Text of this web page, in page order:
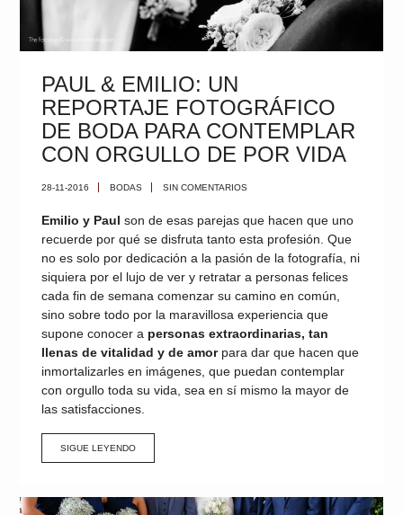
PAUL & EMILIO: UN
REPORTAJE FOTOGRÁFICO
DE BODA PARA CONTEMPLAR
CON ORGULLO DE POR VIDA
28-11-2016 BODAS SIN COMENTARIOS
Emilio y Paul son de esas parejas que hacen que uno
recuerde por qué se disfruta tanto esta profesión. Que
no es solo por dedicación a la pasión de la fotografía, ni
siquiera por el lujo de ver y retratar a personas felices
cada fin de semana comenzar su camino en común,
sino sobre todo por la maravillosa experiencia que
supone conocer a personas extraordinarias, tan
llenas de vitalidad y de amor para dar que hacen que
inmortalizarles en imágenes, que puedan contemplar
con orgullo toda su vida, sea en sí mismo la mayor de
las satisfacciones.
SIGUE LEYENDO